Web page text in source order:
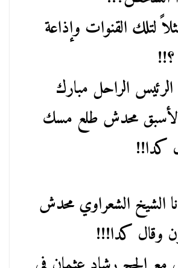
لتلك القنوات وإذاعة
؟!!
الراحل مبارك
محدش طلع مسك
كدا!!
الشيخ الشعراوي محدش
وقال كدا!!!